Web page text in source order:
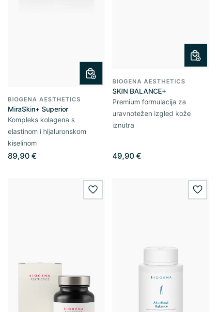
BIOGENA AESTHETICS
MiraSkin+ Superior
Kompleks kolagena s
elastinom i hijaluronskom
kiselinom
89,90 €
BIOGENA AESTHETICS
SKIN BALANCE+
Premium formulacija za
uravnotežen izgled kože
iznutra
49,90 €
wishlist.add